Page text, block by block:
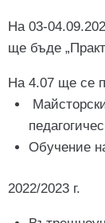
На 03-
ще бъде
На 4.07 ще се
Обучение
2022/2023 г.